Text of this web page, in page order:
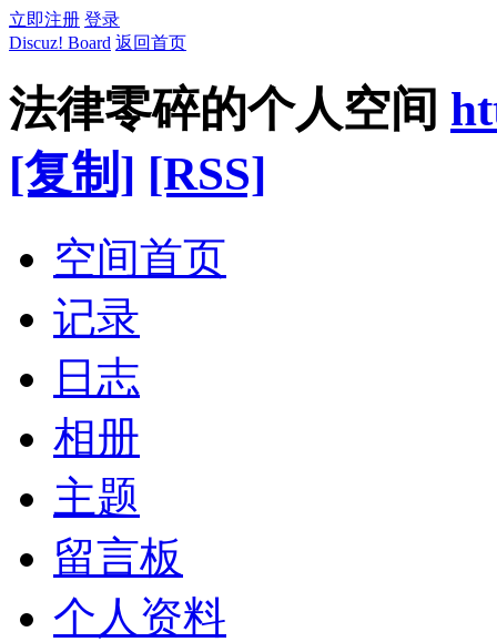
立即注册 登录
Discuz! Board 返回首页
法律零碎的个人空间
[复制] [RSS]
空间首页
记录
日志
相册
主题
留言板
个人资料